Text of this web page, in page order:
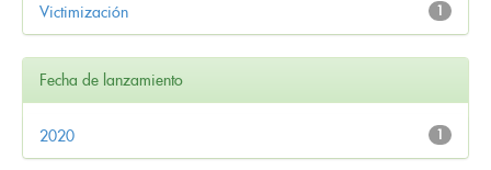
1
Victimización
Fecha de lanzamiento
1
2020